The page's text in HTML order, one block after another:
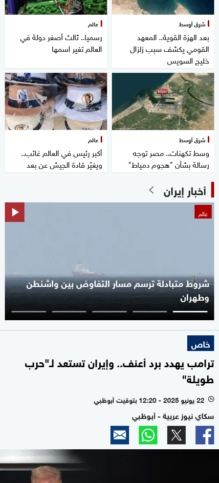
شرق أوسط
بعد الهزة القوية.. المعهد
القومي يكشف سبب زلزال
خليج السويس
عالم
رسميا.. ثالث أصغر دولة في
العالم تغير اسمها
شرق أوسط
وسط تكهنات.. مصر توجه
رسالة بشأن "هجوم دمياط"
عالم
أكبر رئيس في العالم غائب..
ويغيّر قادة الجيش عن بعد
أخبار إيران
عالم
شروط متبادلة ترسم مسار التفاوض بين واشنطن
وطهران
خاص
ترامب يهدد برد أعنف.. وإيران تستعد لـ"حرب
طويلة"
l 22 يونيو 2025 - 12:20 بتوقيت أبوظبي
سكاي نيوز عربية - أبوظبي